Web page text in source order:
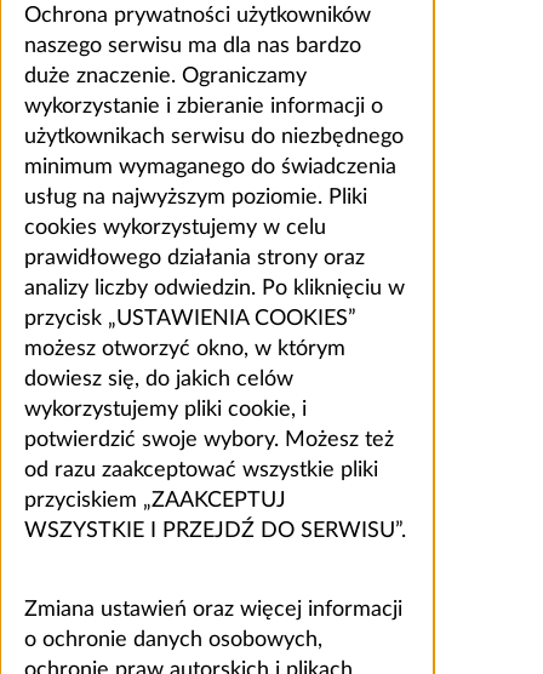
Ochrona prywatności użytkowników
naszego serwisu ma dla nas bardzo
duże znaczenie. Ograniczamy
wykorzystanie i zbieranie informacji o
użytkownikach serwisu do niezbędnego
minimum wymaganego do świadczenia
usług na najwyższym poziomie. Pliki
cookies wykorzystujemy w celu
prawidłowego działania strony oraz
analizy liczby odwiedzin. Po kliknięciu w
przycisk „USTAWIENIA COOKIES”
możesz otworzyć okno, w którym
dowiesz się, do jakich celów
wykorzystujemy pliki cookie, i
potwierdzić swoje wybory. Możesz też
od razu zaakceptować wszystkie pliki
przyciskiem „ZAAKCEPTUJ
WSZYSTKIE I PRZEJDŹ DO SERWISU”.
Zmiana ustawień oraz więcej informacji
o ochronie danych osobowych,